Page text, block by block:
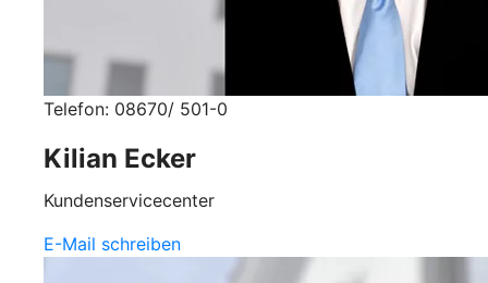
Telefon: 08670/ 501-0
Kilian Ecker
Kundenservicecenter
E-Mail schreiben